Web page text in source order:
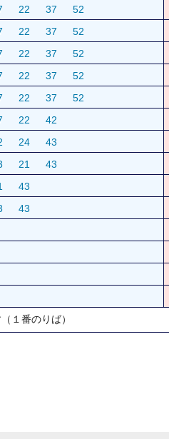
22 37 52
22 37 52
22 37 52
22 37 52
22 37 52
22 42
24 43
21 43
43
43
１番のりば）